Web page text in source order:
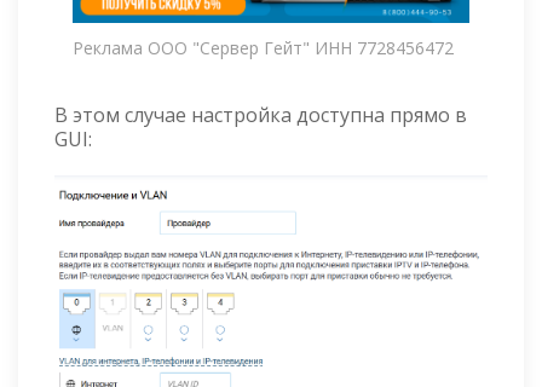
Реклама ООО "Сервер Гейт" ИНН 7728456472
В этом случае настройка доступна прямо в
GUI: